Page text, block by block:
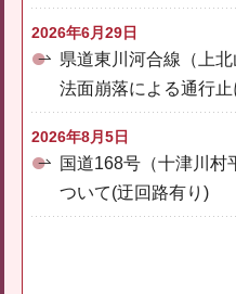
2026年6月29日
県道東川河合線（上
法面崩落による通行止
2026年8月5日
国道168号（十津川村
ついて(迂回路有り)